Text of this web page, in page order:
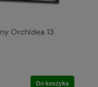
Orchidea 13
Do koszyka